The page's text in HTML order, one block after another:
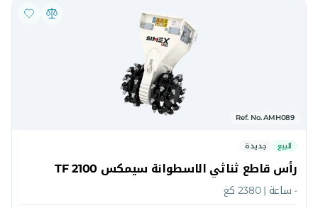
Ref. No. AMH089
للبيع
جديدة
رأس قاطع ثناثي الاسطوانة سيمكس TF 2100
- ساعة | 2380 كغ